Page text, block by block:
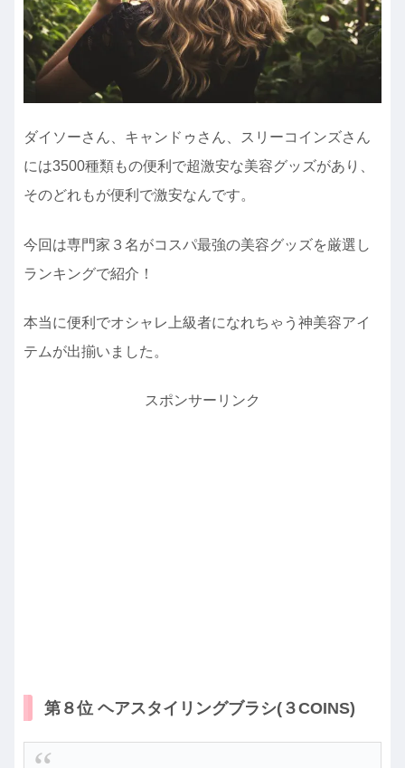
ダイソーさん、キャンドゥさん、スリーコインズさん
には3500種類もの便利で超激安な美容グッズがあり、
そのどれもが便利で激安なんです。
今回は専門家３名がコスパ最強の美容グッズを厳選し
ランキングで紹介！
本当に便利でオシャレ上級者になれちゃう神美容アイ
テムが出揃いました。
スポンサーリンク
第８位 ヘアスタイリングブラシ(３COINS)